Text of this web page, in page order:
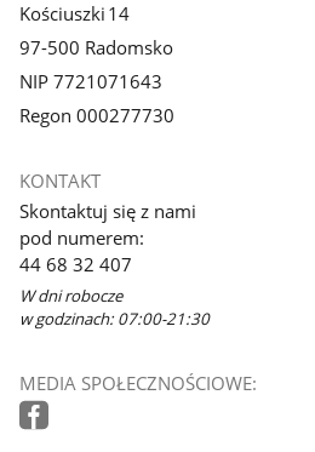
Kościuszki 14
97-500 Radomsko
NIP 7721071643
Regon 000277730
KONTAKT
Skontaktuj się z nami
pod numerem:
44 68 32 407
W dni robocze
w godzinach: 07:00-21:30
MEDIA SPOŁECZNOŚCIOWE: